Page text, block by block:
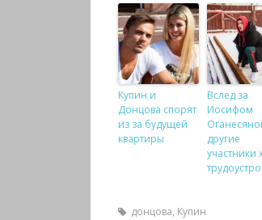
Купин и
Донцова спорят
из за будущей
квартиры
Вслед за
Иосифом
другие
участники
донцова, Купин